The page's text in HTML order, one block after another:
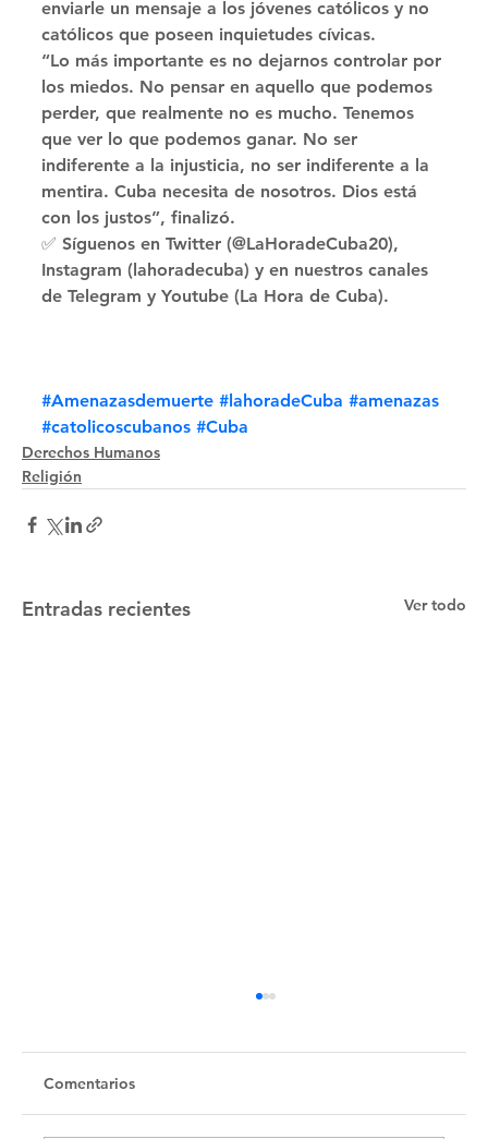
enviarle un mensaje a los jóvenes católicos y no
católicos que poseen inquietudes cívicas.
“Lo más importante es no dejarnos controlar por
los miedos. No pensar en aquello que podemos
perder, que realmente no es mucho. Tenemos
que ver lo que podemos ganar. No ser
indiferente a la injusticia, no ser indiferente a la
mentira. Cuba necesita de nosotros. Dios está
con los justos”, finalizó.
✅ Síguenos en Twitter (@LaHoradeCuba20),
Instagram (lahoradecuba) y en nuestros canales
de Telegram y Youtube (La Hora de Cuba).
#Amenazasdemuerte #lahoradeCuba #amenazas
#catolicoscubanos #Cuba
Derechos Humanos
Religión
Entradas recientes Ver todo
Untitled
Comentarios